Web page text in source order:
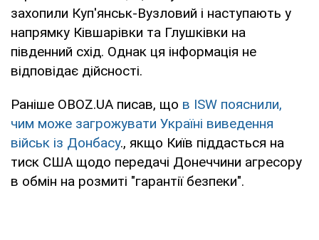
захопили Куп'янськ-Вузловий і наступають у
напрямку Ківшарівки та Глушківки на
південний схід. Однак ця інформація не
відповідає дійсності.
Раніше OBOZ.UA писав, що в ISW пояснили,
чим може загрожувати Україні виведення
військ із Донбасу., якщо Київ піддасться на
тиск США щодо передачі Донеччини агресору
в обмін на розмиті "гарантії безпеки".